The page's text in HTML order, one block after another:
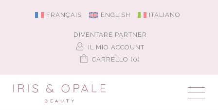
FRANÇAIS ENGLISH ITALIANO
DIVENTARE PARTNER
IL MIO ACCOUNT
CARRELLO (0)